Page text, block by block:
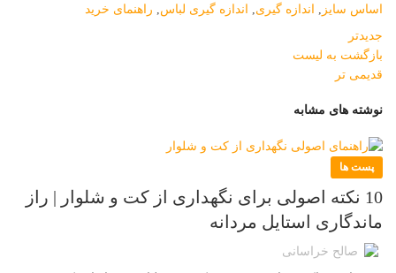
اساس سایز , اندازه گیری, اندازه گیری لباس, راهنمای خرید
جدیدتر
بازگشت به لیست
قدیمی تر
نوشته های مشابه
پست ها
10 نکته اصولی برای نگهداری از کت و شلوار | راز
ماندگاری استایل مردانه
صالح خراسانی